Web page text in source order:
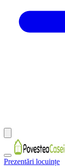
Prezentări locuințe